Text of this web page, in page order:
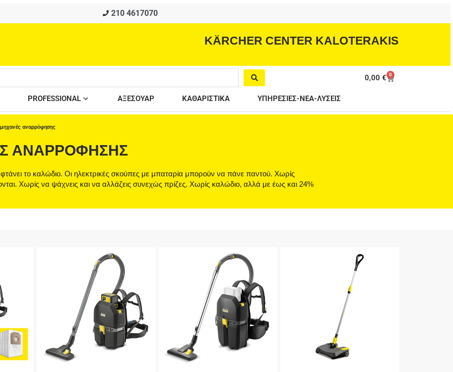
210 4617070
KÄRCHER CENTER KALOTERAKIS
0,00€ 0
Cart
PROFESSIONAL ΑΞΕΣΟΥΑΡ ΚΑΘΑΡΙΣΤΙΚΑ ΥΠΗΡΕΣΙΕΣ-ΝΕΑ-ΛΥΣΕΙΣ
αναρρόφησης
ΑΝΑΡΡΌΦΗΣΗΣ
το καλώδιο. Οι ηλεκτρικές σκούπες με μπαταρία μπορούν να πάνε παντού. Χωρίς
Χωρίς να ψάχνεις και να αλλάζεις συνεχώς πρίζες. Χωρίς καλώδιο, αλλά με έως και 24%